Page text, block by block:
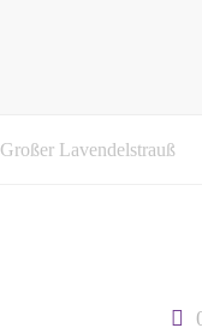
Großer Lavendelstrauß